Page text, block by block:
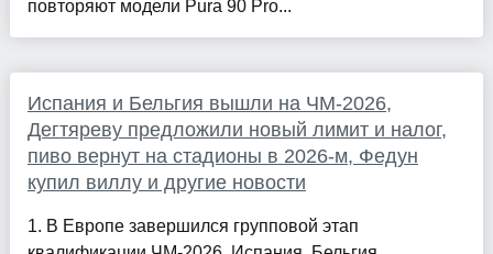
повторяют модели Pura 90 Pro...
Испания и Бельгия вышли на ЧМ-2026,
Дегтяреву предложили новый лимит и налог,
пиво вернут на стадионы в 2026-м, Федун
купил виллу и другие новости
1. В Европе завершился групповой этап